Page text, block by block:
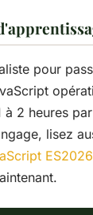
pour
à 2 heures
lisez